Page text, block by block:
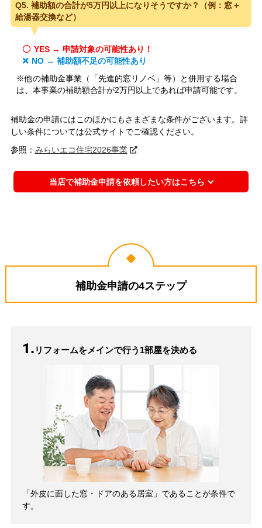
Q5. 補助額の合計が5万円以上になりそうですか？（例：窓＋
給湯器交換など）
YES → 申請対象の可能性あり！
NO → 補助額不足の可能性あり
※他の補助金事業（「先進的窓リノベ」等）と併用する場合
は、本事業の補助額合計が2万円以上であれば申請可能です。
補助金の申請にはこのほかにもさまざまな条件がございます。詳
しい条件については公式サイトでご確認ください。
参照： みらいエコ住宅2026事業
当店で補助金申請を依頼したい方はこちら
補助金申請の4ステップ
1. リフォームをメインで行う1部屋を決める
「外皮に面した窓・ドアのある居室」であることが条件で
す。